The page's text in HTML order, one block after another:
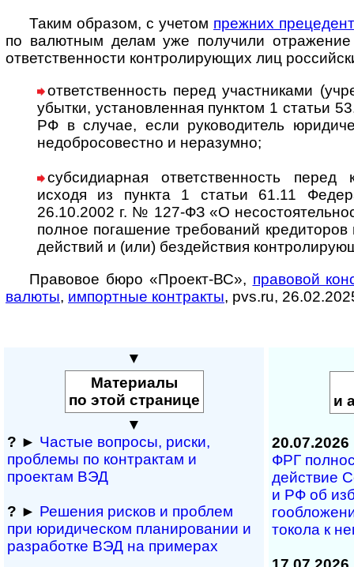
Таким образом, с учетом преж­них
по валют­ным делам уже полу­чили
ответ­ствен­ности конт­роли­рую­щих лиц
ответственность перед участниками
убы­тки, уста­нов­лен­ная пунк­том 1 ста­тьи
РФ в слу­чае, если руко­во­ди­тель
недо­бро­со­ве­стно и нера­зумно;
субсидиарная ответственность перед
исходя из пун­кта 1 ста­тьи 61.11
26.10.2002 г. № 127-ФЗ «О
пол­ное пога­шение требо­ваний
дейст­вий и (или) бездей­ствия
Правовое бюро «Проект-ВС», правовой
валюты, импорт­ные конт­ракты, pvs.ru,
▼
Материалы
по этой странице
▼
? ► Частые вопросы, рис­ки,
проблемы по конт­рактам и
проектам ВЭД
? ► Решения рисков и про­блем
при юридичес­ком планирова­нии и
разра­ботке ВЭД на примерах
и
20.07.2026
ФРГ
дей­ст­вие
и РФ об
то­ко­ла к